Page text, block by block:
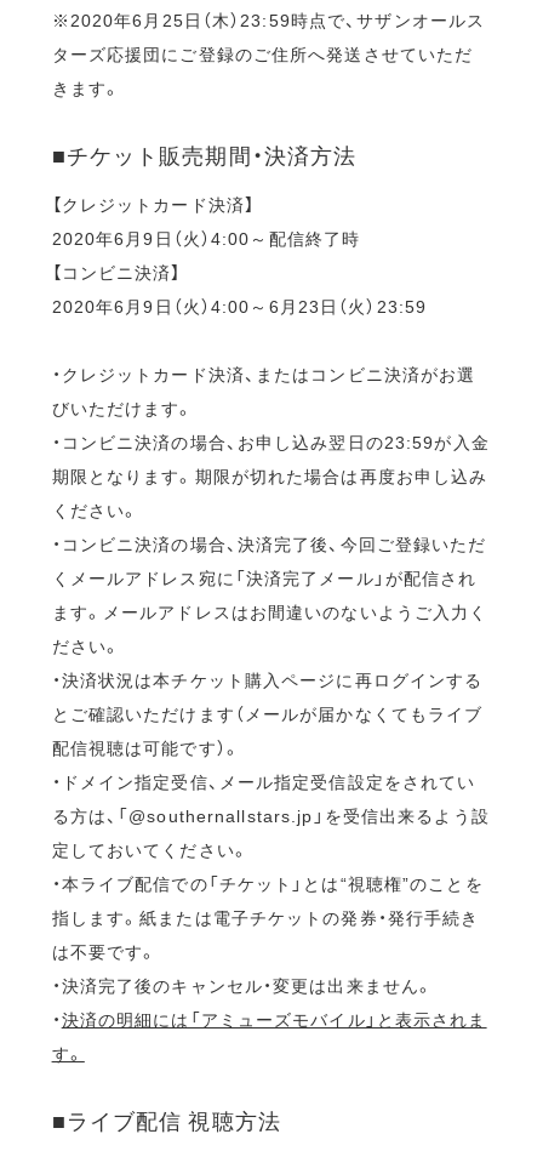
※2020年6月25日（木）23:59時点で、サザンオールス
ターズ応援団にご登録のご住所へ発送させていただ
きます。
■チケット販売期間・決済方法
【クレジットカード決済】
2020年6月9日（火）4:00～配信終了時
【コンビニ決済】
2020年6月9日（火）4:00～6月23日（火）23:59
・クレジットカード決済、またはコンビニ決済がお選
びいただけます。
・コンビニ決済の場合、お申し込み翌日の23:59が入金
期限となります。期限が切れた場合は再度お申し込み
ください。
・コンビニ決済の場合、決済完了後、今回ご登録いただ
くメールアドレス宛に「決済完了メール」が配信され
ます。メールアドレスはお間違いのないようご入力く
ださい。
・決済状況は本チケット購入ページに再ログインする
とご確認いただけます（メールが届かなくてもライブ
配信視聴は可能です）。
・ドメイン指定受信、メール指定受信設定をされてい
る方は、「@southernallstars.jp」を受信出来るよう設
定しておいてください。
・本ライブ配信での「チケット」とは“視聴権”のことを
指します。紙または電子チケットの発券・発行手続き
は不要です。
・決済完了後のキャンセル・変更は出来ません。
・決済の明細には「アミューズモバイル」と表示されま
す。
■ライブ配信 視聴方法